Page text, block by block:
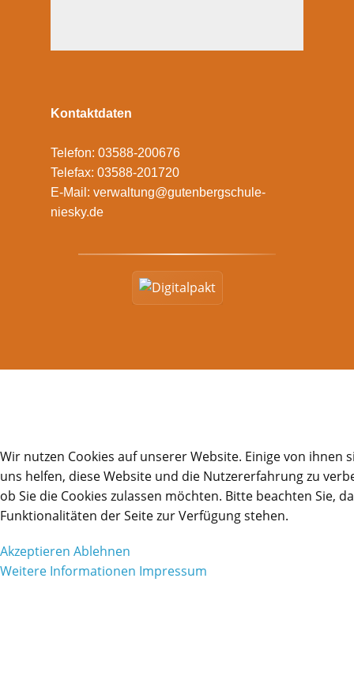
Kontaktdaten
Telefon: 03588-200676
Telefax: 03588-201720
E-Mail: verwaltung@gutenbergschule-
niesky.de
Wir nutzen Cookies auf unserer Website. Einige von
uns helfen, diese Website und die Nutzererfahrung zu
ob Sie die Cookies zulassen möchten. Bitte beachten Sie,
Funktionalitäten der Seite zur Verfügung stehen.
Akzeptieren Ablehnen
Weitere Informationen Impressum